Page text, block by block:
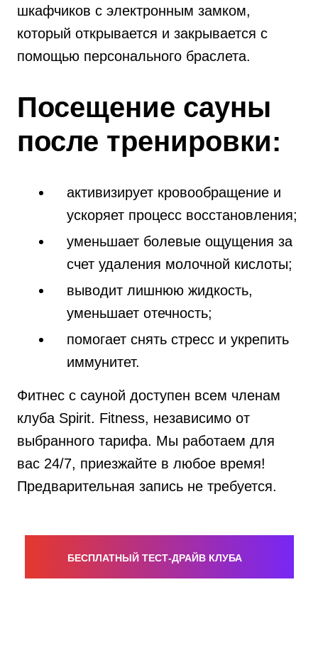
шкафчиков с электронным замком,
который открывается и закрывается с
помощью персонального браслета.
Посещение сауны
после тренировки:
активизирует кровообращение и
ускоряет процесс восстановления;
уменьшает болевые ощущения за
счет удаления молочной кислоты;
выводит лишнюю жидкость,
уменьшает отечность;
помогает снять стресс и укрепить
иммунитет.
Фитнес с сауной доступен всем членам
клуба Spirit. Fitness, независимо от
выбранного тарифа. Мы работаем для
вас 24/7, приезжайте в любое время!
Предварительная запись не требуется.
БЕСПЛАТНЫЙ ТЕСТ-ДРАЙВ КЛУБА